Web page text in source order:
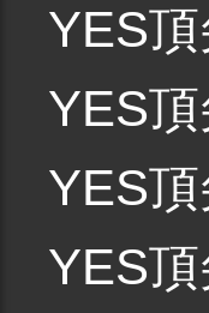
YES
YES
YES
YES